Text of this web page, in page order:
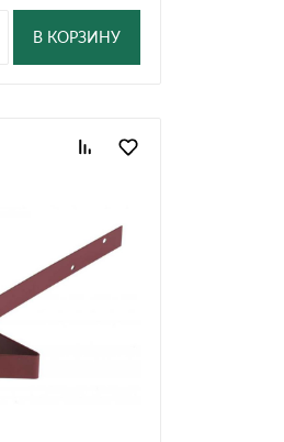
В КОРЗИНУ